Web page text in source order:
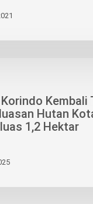
Kembali
Hutan
1,2 Hektar